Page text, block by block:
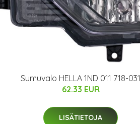
Sumuvalo HELLA 1ND 011 718-031
62.33 EUR
LISÄTIETOJA